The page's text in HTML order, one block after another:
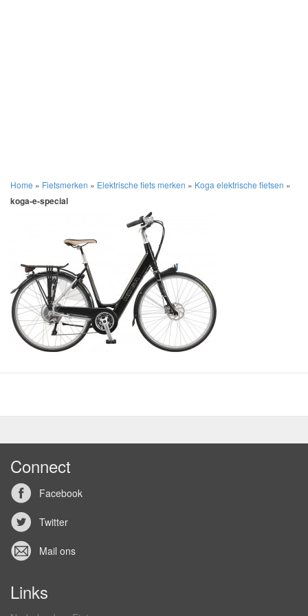
Home » Fietsmerken » Elektrische fiets merken » Koga elektrische fietsen »
koga-e-special
Connect
Facebook
Twitter
Mail ons
Links